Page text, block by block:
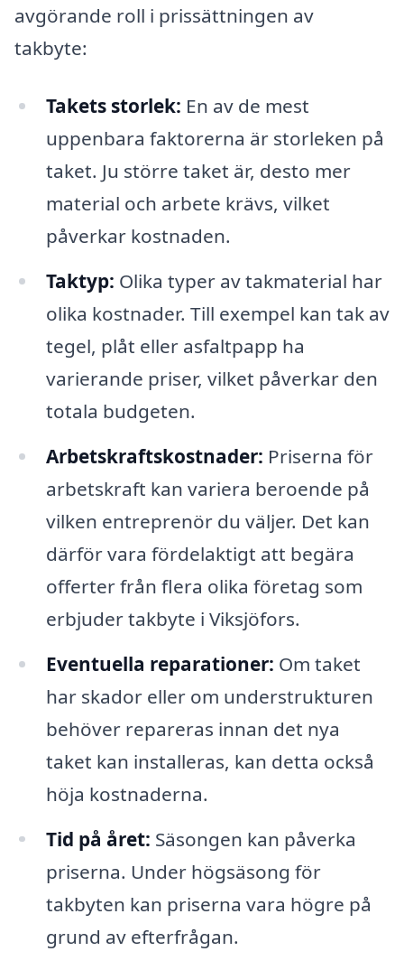
avgörande roll i prissättningen av
takbyte:
Takets storlek: En av de mest
uppenbara faktorerna är storleken på
taket. Ju större taket är, desto mer
material och arbete krävs, vilket
påverkar kostnaden.
Taktyp: Olika typer av takmaterial har
olika kostnader. Till exempel kan tak av
tegel, plåt eller asfaltpapp ha
varierande priser, vilket påverkar den
totala budgeten.
Arbetskraftskostnader: Priserna för
arbetskraft kan variera beroende på
vilken entreprenör du väljer. Det kan
därför vara fördelaktigt att begära
offerter från flera olika företag som
erbjuder takbyte i Viksjöfors.
Eventuella reparationer: Om taket
har skador eller om understrukturen
behöver repareras innan det nya
taket kan installeras, kan detta också
höja kostnaderna.
Tid på året: Säsongen kan påverka
priserna. Under högsäsong för
takbyten kan priserna vara högre på
grund av efterfrågan.